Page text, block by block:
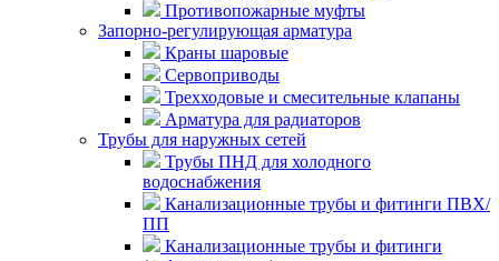
Противопожарные муфты
Запорно-регулирующая арматура
Краны шаровые
Сервоприводы
Трехходовые и смесительные клапаны
Арматура для радиаторов
Трубы для наружных сетей
Трубы ПНД для холодного
водоснабжения
Канализационные трубы и фитинги ПВХ/
ПП
Канализационные трубы и фитинги